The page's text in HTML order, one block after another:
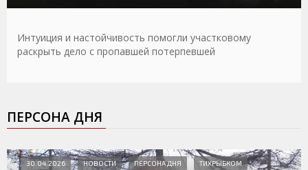
Интуиция и настойчивость помогли участковому
раскрыть дело с пропавшей потерпевшей
ПЕРСОНА ДНЯ
30.04.2026 НОВОСТИ ПЕРСОНА ДНЯ ТИХРЫБКОМ